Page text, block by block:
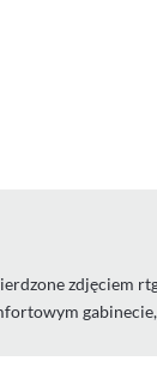
zdjęciem
gabinecie,